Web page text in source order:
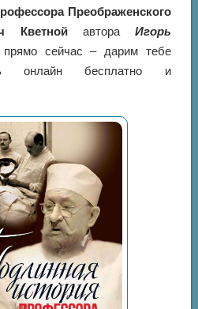
Преображенского
Кветнойавтора Игорь
прямо сейчас – дарим тебе
онлайн бесплатно и